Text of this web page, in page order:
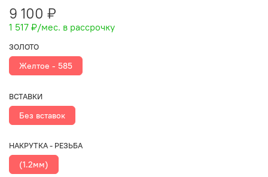
9 100 ₽
1 517 ₽/мес. в рассрочку
ЗОЛОТО
Желтое - 585
ВСТАВКИ
Без вставок
НАКРУТКА - РЕЗЬБА
(1.2мм)